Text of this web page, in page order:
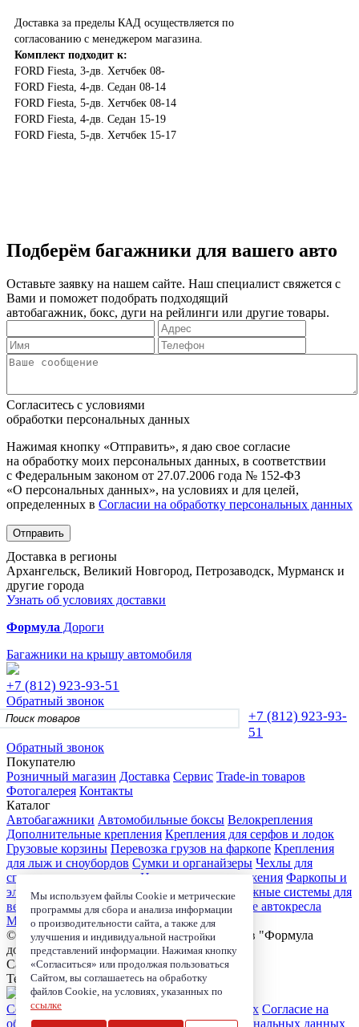
Доставка за пределы КАД осуществляется по
согласованию с менеджером магазина.
Комплект подходит к:
FORD Fiesta, 3-дв. Хетчбек 08-
FORD Fiesta, 4-дв. Седан 08-14
FORD Fiesta, 5-дв. Хетчбек 08-14
FORD Fiesta, 4-дв. Седан 15-19
FORD Fiesta, 5-дв. Хетчбек 15-17
Подберём багажники для вашего авто
Оставьте заявку на нашем сайте. Наш специалист свяжется с
Вами и поможет подобрать подходящий
автобагажник, бокс, дуги на рейлинги или другие товары.
Согласитесь с условиями
обработки персональных данных
Нажимая кнопку «Отправить», я даю свое согласие
на обработку моих персональных данных, в соответствии
с Федеральным законом от 27.07.2006 года № 152-ФЗ
«О персональных данных», на условиях и для целей,
определенных в Согласии на обработку персональных данных
Отправить
Доставка в регионы
Архангельск, Великий Новгород, Петрозаводск, Мурманск и
другие города
Узнать об условиях доставки
Формула Дороги
Багажники на крышу автомобиля
+7 (812) 923-93-51
Обратный звонок
+7 (812) 923-93-
51
Обратный звонок
Покупателю
Розничный магазин Доставка Сервис Trade-in товаров
Фотогалерея Контакты
Каталог
Автобагажники Автомобильные боксы Велокрепления
Дополнительные крепления Крепления для серфов и лодок
Грузовые корзины Перевозка грузов на фаркопе Крепления
для лыж и сноубордов Сумки и органайзеры Чехлы для
спортивного инвентаря
Цепи противоскольжения Фаркопы и
электрика Детские коляски Велокресла Багажные системы для
велосипедов Чехлы для электроники Детские автокресла
Маркизы и навесы
© 2006-2026, Магазин-салон автобагажников "Формула
дороги"
Санкт-Петербург, ул. Школьная д. 73 к.2.
Телефон:+7 (812) 923-93-51
Согласие на обработку персональных данных Согласие на
обработку coockie Политика в области персональных данных
Мы используем файлы Cookie и метрические
программы для сбора и анализа информации
о производительности сайта, а также для
улучшения и индивидуальной настройки
представлений информации. Нажимая кнопку
«Согласиться» или продолжая пользоваться
Сайтом, вы соглашаетесь на обработку
файлов Cookie, на условиях, указанных по
ссылке